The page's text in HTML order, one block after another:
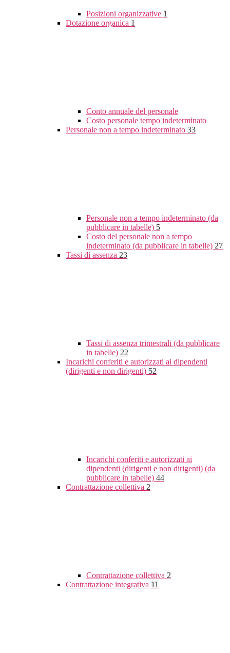
Posizioni organizzative 1
Dotazione organica 1
Conto annuale del personale
Costo personale tempo indeterminato
Personale non a tempo indeterminato 33
Personale non a tempo indeterminato (da
pubblicare in tabelle) 5
Costo del personale non a tempo
indeterminato (da pubblicare in tabelle) 27
Tassi di assenza 23
Tassi di assenza trimestrali (da pubblicare
in tabelle) 22
Incarichi conferiti e autorizzati ai dipendenti
(dirigenti e non dirigenti) 52
Incarichi conferiti e autorizzati ai
dipendenti (dirigenti e non dirigenti) (da
pubblicare in tabelle) 44
Contrattazione collettiva 2
Contrattazione collettiva 2
Contrattazione integrativa 11